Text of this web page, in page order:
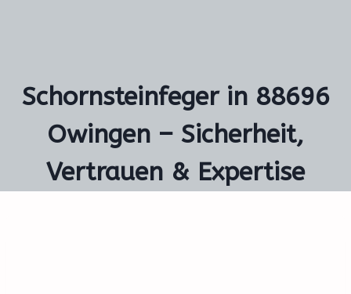
Schornsteinfeger in 88696
Owingen – Sicherheit,
Vertrauen & Expertise